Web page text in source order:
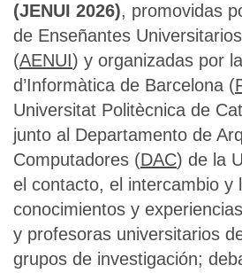
(JENUI 2026), promovidas
de Enseñantes
(AENUI) y organizadas por
d’Informàtica de Barcelona (
Universitat Politècnica de
junto al Departamento de
Computadores (DAC) de la
el contacto, el intercambio y
conocimientos y
y profesoras universitarios
grupos de investigación;